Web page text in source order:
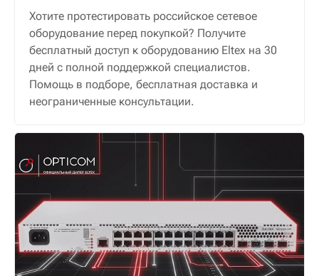
Хотите протестировать российское сетевое
оборудование перед покупкой? Получите
бесплатный доступ к оборудованию Eltex на 30
дней с полной поддержкой специалистов.
Помощь в подборе, бесплатная доставка и
неограниченные консультации.